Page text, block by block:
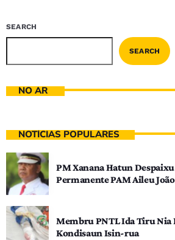
SEARCH
SEARCH
NO AR
NOTÍCIAS POPULARES
PM Xanana Hatun
Permanente PAM Aileu
Membru PNTL Ida Tiru Nia
Kondisaun Isin-rua